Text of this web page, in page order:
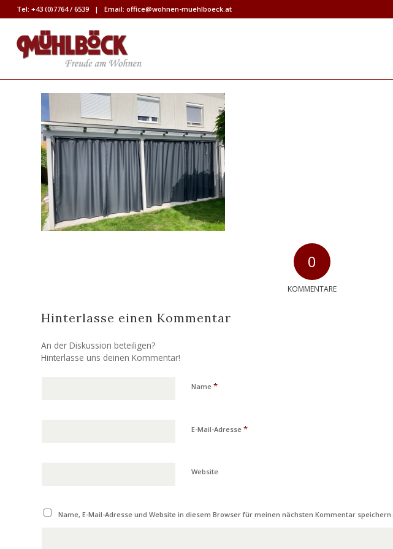
Tel: +43 (0)7764 / 6539| Email: office@wohnen-muehlboeck.at
0
KOMMENTARE
Hinterlasse einen Kommentar
An der Diskussion beteiligen?
Hinterlasse uns deinen Kommentar!
Name *
E-Mail-Adresse *
Website
Name, E-Mail-Adresse und Website in diesem Browser für meinen nächsten Kommentar speichern.